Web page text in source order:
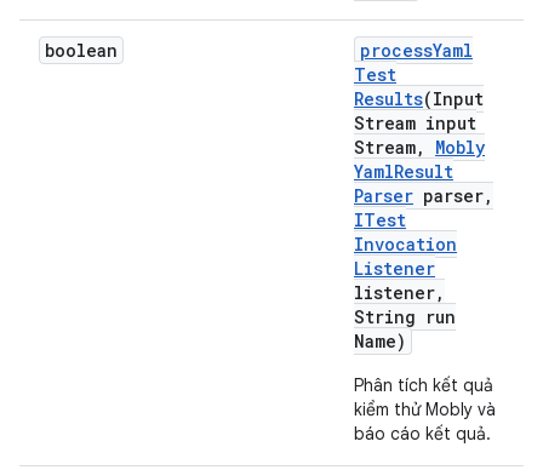
boolean processYaml
Test
Results(Input
Stream input
Stream,
Mobly
YamlResult
Parser parser,
ITest
Invocation
Listener
listener,
String run
Name)
Phân tích kết quả
kiểm thử Mobly và
báo cáo kết quả.